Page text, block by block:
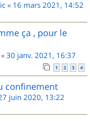
« 16 mars 2021, 14:52
ça , pour le
« 30 janv. 2021, 16:37
1 2 3 4
confinement
juin 2020, 13:22